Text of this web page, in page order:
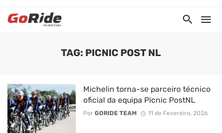
TAG: PICNIC POST NL
Michelin torna-se parceiro técnico
oficial da equipa Picnic PostNL
Por GORIDE TEAM 11 de Fevereiro, 2026